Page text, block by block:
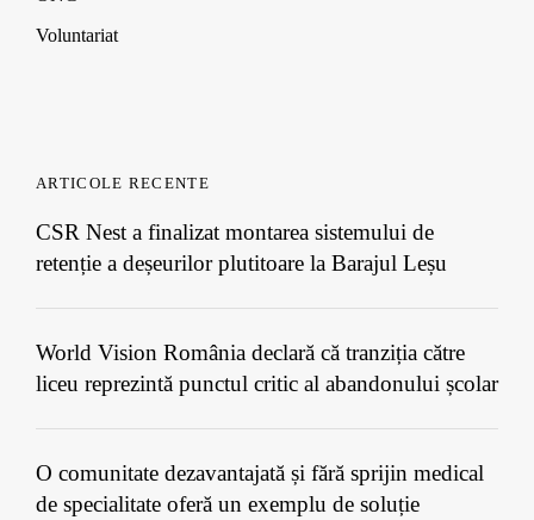
Voluntariat
ARTICOLE RECENTE
CSR Nest a finalizat montarea sistemului de
retenție a deșeurilor plutitoare la Barajul Leșu
World Vision România declară că tranziția către
liceu reprezintă punctul critic al abandonului școlar
O comunitate dezavantajată și fără sprijin medical
de specialitate oferă un exemplu de soluție